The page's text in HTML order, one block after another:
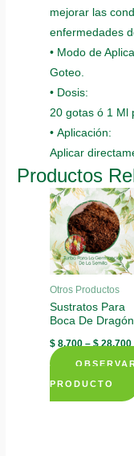
mejorar las
enfermedades
• Modo de
Goteo.
• Dosis:
20 gotas ó 1 Ml
• Aplicación:
Aplicar
Productos
Otros Productos
Sustratos Para
Boca De Dragón
$ 8.700–$28.700
PRODUCTO
This